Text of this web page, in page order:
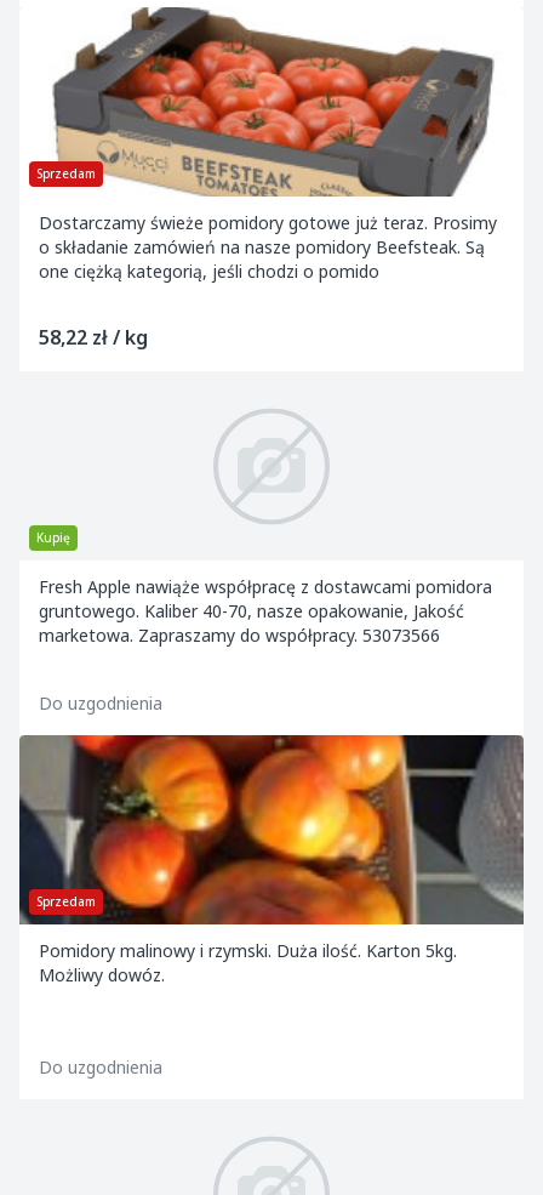
Sprzedam
Dostarczamy świeże pomidory gotowe już teraz. Prosimy
o składanie zamówień na nasze pomidory Beefsteak. Są
one ciężką kategorią, jeśli chodzi o pomido
58,22 zł / kg
Kupię
Fresh Apple nawiąże współpracę z dostawcami pomidora
gruntowego. Kaliber 40-70, nasze opakowanie, Jakość
marketowa. Zapraszamy do współpracy. 53073566
Do uzgodnienia
Sprzedam
Pomidory malinowy i rzymski. Duża ilość. Karton 5kg.
Możliwy dowóz.
Do uzgodnienia